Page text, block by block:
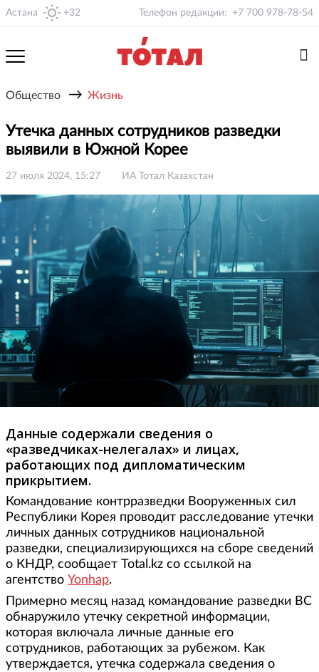
Астана +32 Телефон редакции: +7 700 978-78-54
Общество → Жизнь
Утечка данных сотрудников разведки
выявили в Южной Корее
27 июля 2024, 15:27 ИА Тотал Казахстан
Данные содержали сведения о
«разведчиках-нелегалах» и лицах,
работающих под дипломатическим
прикрытием.
Командование контрразведки Вооруженных сил
Республики Корея проводит расследование утечки
личных данных сотрудников национальной
разведки, специализирующихся на сборе сведений
о КНДР, сообщает Total.kz со ссылкой на
агентство Yonhap.
Примерно месяц назад командование разведки ВС
обнаружило утечку секретной информации,
которая включала личные данные его
сотрудников, работающих за рубежом. Как
утверждается, утечка содержала сведения о